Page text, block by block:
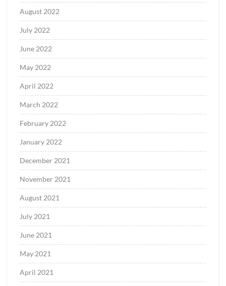
August 2022
July 2022
June 2022
May 2022
April 2022
March 2022
February 2022
January 2022
December 2021
November 2021
August 2021
July 2021
June 2021
May 2021
April 2021